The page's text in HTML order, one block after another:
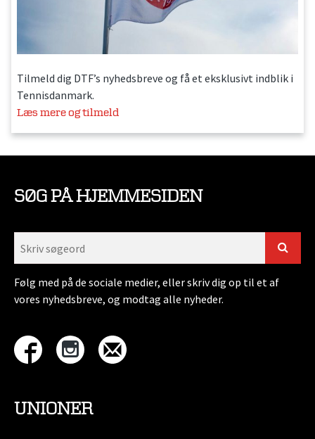
Tilmeld dig DTF’s nyhedsbreve og få et eksklusivt indblik i
Tennisdanmark.
Læs mere og tilmeld
SØG PÅ HJEMMESIDEN
Følg med på de sociale medier, eller skriv dig op til et af
vores nyhedsbreve, og modtag alle nyheder.
UNIONER